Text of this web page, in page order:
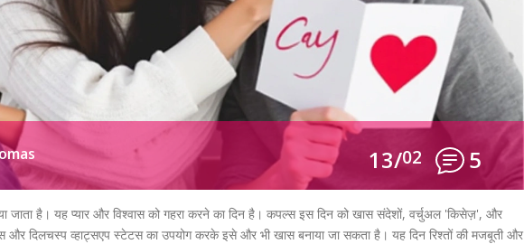
13/02 5
जाता है। यह प्यार और विश्वास को गहरा करने का दिन है। कपल्स इस दिन को खास संदेशों, वर्चुअल 'किसेज़', और
और दिलचस्प व्हाट्सएप स्टेटस का उपयोग करके इसे और भी खास बनाया जा सकता है। यह दिन रिश्तों की मजबूती और